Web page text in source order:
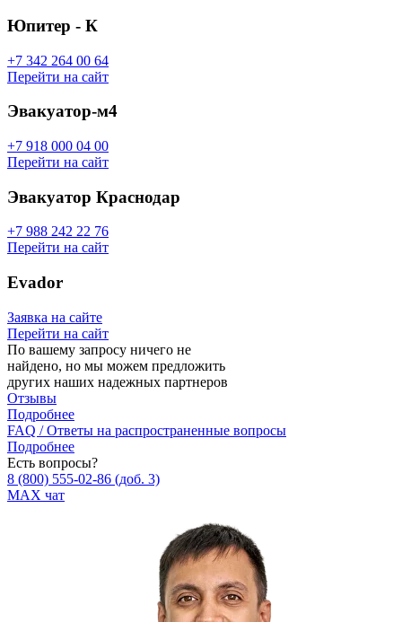
Юпитер - К
+7 342 264 00 64
Перейти на сайт
Эвакуатор-м4
+7 918 000 04 00
Перейти на сайт
Эвакуатор Краснодар
+7 988 242 22 76
Перейти на сайт
Evador
Заявка на сайте
Перейти на сайт
По вашему запросу ничего не
найдено, но мы можем предложить
других наших надежных партнеров
Отзывы
Подробнее
FAQ / Ответы на распространенные вопросы
Подробнее
Есть вопросы?
8 (800) 555‑02‑86 (доб. 3)
MAX чат